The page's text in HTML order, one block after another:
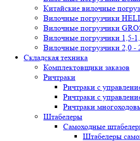
Китайские вилочные
Вилочные погрузчики HELI
Вилочные погрузчики
Вилочные погрузчики 1,5-
Вилочные погрузчики 2,0 -
Складская техника
Комплектовщики заказов
Ричтраки
Ричтраки с
Ричтраки с
Ричтраки
Штабелеры
Самоходные
Штабелеры